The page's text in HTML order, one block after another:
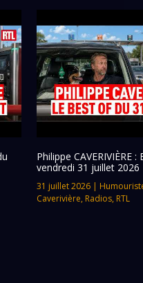
Philippe CAVERIVIÈRE :
vendredi 31 juillet 2026
31 juillet 2026|
Caverivière, Radios, RTL